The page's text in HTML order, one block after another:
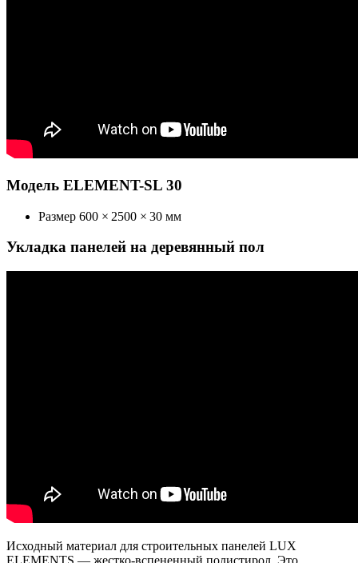
Модель ELEMENT-SL 30
Размер 600 × 2500 × 30 мм
Укладка панелей на деревянный пол
Исходный материал для строительных панелей LUX
ELEMENTS — жестко-вспененный полистирол. Это